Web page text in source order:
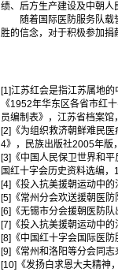
绩、后方生产建设及中朝人
随着国际医防服务队载誉
胜的信念，对于积极参加捐
[1]江苏红会是指江苏属地
《1952年华东区各省市红
员编制表》，江苏省档案馆
[2]《为组织救济朝鲜难民
4》，民族出版社2005年版
[3]《中国人民保卫世界和
国红十字会历史资料选编
[4]《投入抗美援朝运动中
[5]《常州分会欢送援朝医防
[6]《无锡市分会援朝医防队
[7]《投入抗美援朝运动中
[8]《中国红十字会国际医
[9]《常州和洛阳等分会同
[10]《发扬白求恩大夫精神